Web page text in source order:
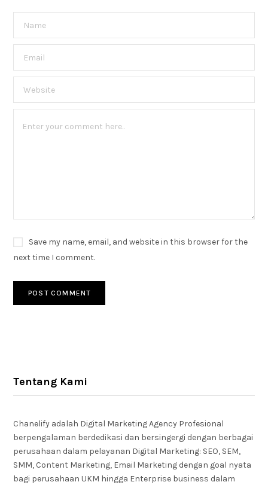
Save my name, email, and website in this browser for the
next time I comment.
Tentang Kami
Chanelify adalah Digital Marketing Agency Profesional
berpengalaman berdedikasi dan bersingergi dengan berbagai
perusahaan dalam pelayanan Digital Marketing: SEO, SEM,
SMM, Content Marketing, Email Marketing dengan goal nyata
bagi perusahaan UKM hingga Enterprise business dalam